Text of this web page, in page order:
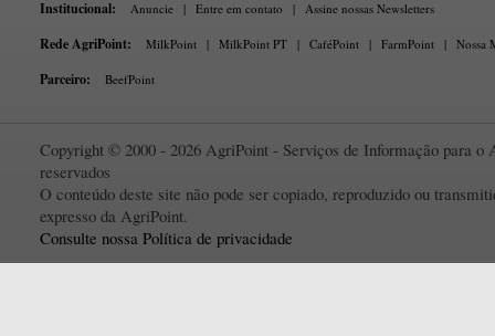
Institucional: Anuncie | Entre em contato | Assine nossas Newsletters
Rede AgriPoint: MilkPoint | MilkPoint PT | CaféPoint | FarmPoint | Nossa
Parceiro: BeefPoint
Copyright © 2000 - 2026 AgriPoint - Serviços de Informação para o
reservados
O conteúdo deste site não pode ser copiado, reproduzido ou
expresso da AgriPoint.
Consulte nossa Política de privacidade